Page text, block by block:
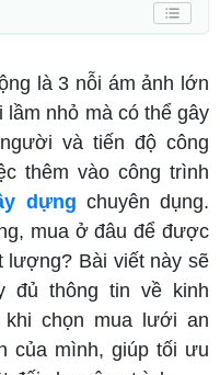
là 3 nỗi ám ảnh lớn
lầm nhỏ mà có thể gây
và tiến độ công
thêm vào công trình
dựng chuyên dụng.
mua ở đâu để được
lượng? Bài viết này sẽ
đủ thông tin về kinh
khi chọn mua lưới an
của mình, giúp tối ưu